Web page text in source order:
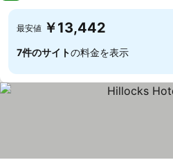
最安値 ￥13,442
7件のサイトの料金を表示